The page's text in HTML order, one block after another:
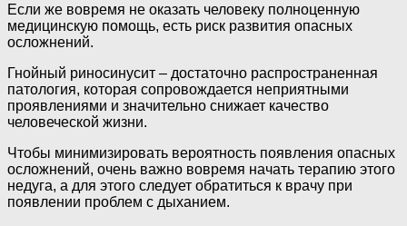
Если же вовремя не оказать человеку полноценную
медицинскую помощь, есть риск развития опасных
осложнений.
Гнойный риносинусит – достаточно распространенная
патология, которая сопровождается неприятными
проявлениями и значительно снижает качество
человеческой жизни.
Чтобы минимизировать вероятность появления опасных
осложнений, очень важно вовремя начать терапию этого
недуга, а для этого следует обратиться к врачу при
появлении проблем с дыханием.